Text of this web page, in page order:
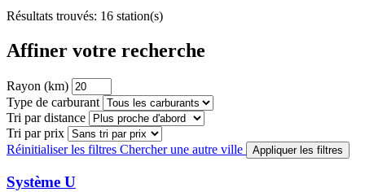
Résultats trouvés: 16 station(s)
Affiner votre recherche
Rayon (km)
Type de carburant
Tri par distance
Tri par prix
Réinitialiser les filtres Chercher une autre ville Appliquer les filtres
Système U